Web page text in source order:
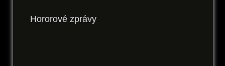
Hororové zprávy